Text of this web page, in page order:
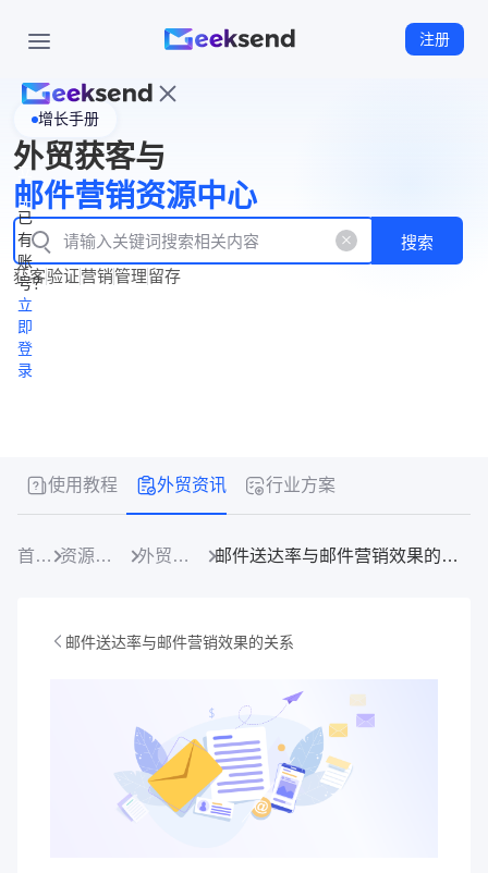
注册
页
WhatsApp
企业号
New
产
品
功
能
产
品
价
格
资
源
中
心
立
即
注
册
已
有
账
号？
立
即
登
录
增长手册
外贸获客与
邮件营销资源中心
搜索
获客验证营销管理留存
使用教程 外贸资讯 行业方案
首页 资源中心 外贸资讯 邮件送达率与邮件营销效果的关系
邮件送达率与邮件营销效果的关系